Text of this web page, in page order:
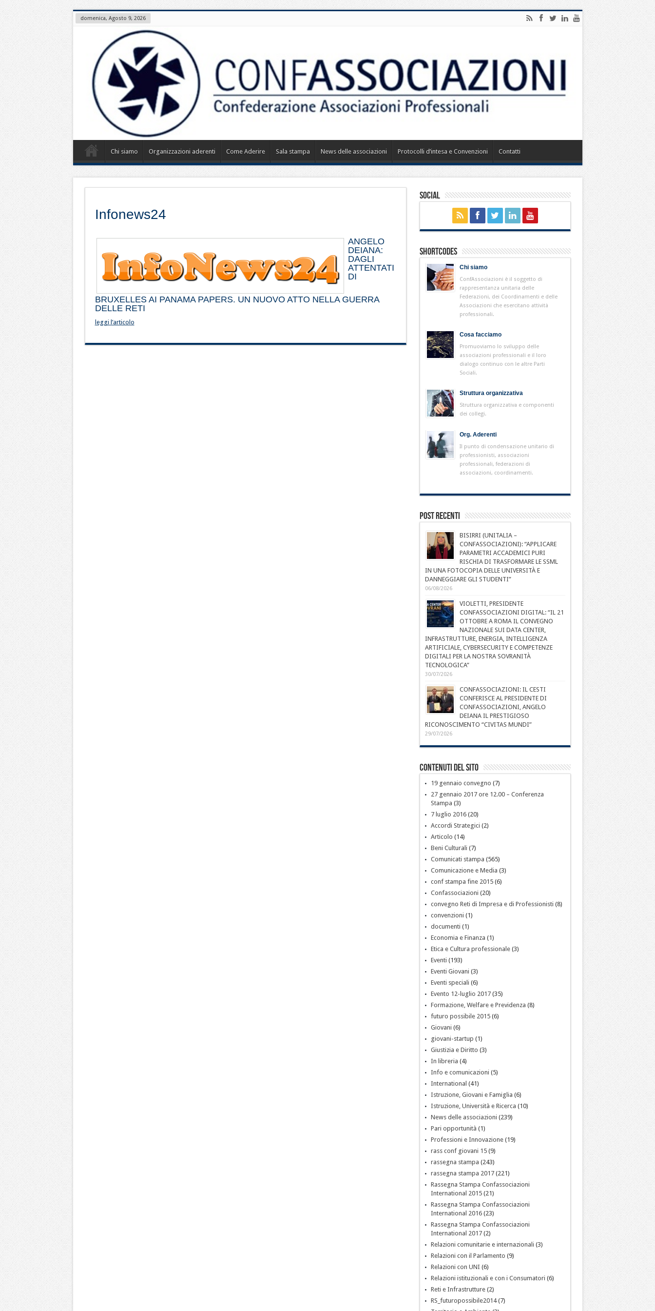
domenica, Agosto 9, 2026
Chi siamo Organizzazioni aderenti Come Aderire Sala stampa News delle associazioni Protocolli d’intesa e Convenzioni Contatti
Infonews24
ANGELO
DEIANA:
DAGLI
ATTENTATI
DI
BRUXELLES AI PANAMA PAPERS. UN NUOVO ATTO NELLA GUERRA
DELLE RETI
leggi l’articolo
Social
Shortcodes
Chi siamo
ConfAssociazioni è il soggetto di
rappresentanza unitaria delle
Federazioni, dei Coordinamenti e delle
Associazioni che esercitano attività
professionali.
Cosa facciamo
Promuoviamo lo sviluppo delle
associazioni professionali e il loro
dialogo continuo con le altre Parti
Sociali.
Struttura organizzativa
Struttura organizzativa e componenti
dei collegi.
Org. Aderenti
Il punto di condensazione unitario di
professionisti, associazioni
professionali, federazioni di
associazioni, coordinamenti.
Post Recenti
BISIRRI (UNITALIA –
CONFASSOCIAZIONI): “APPLICARE
PARAMETRI ACCADEMICI PURI
RISCHIA DI TRASFORMARE LE SSML
IN UNA FOTOCOPIA DELLE UNIVERSITÀ E
DANNEGGIARE GLI STUDENTI”
06/08/2026
VIOLETTI, PRESIDENTE
CONFASSOCIAZIONI DIGITAL: “IL 21
OTTOBRE A ROMA IL CONVEGNO
NAZIONALE SUI DATA CENTER,
INFRASTRUTTURE, ENERGIA, INTELLIGENZA
ARTIFICIALE, CYBERSECURITY E COMPETENZE
DIGITALI PER LA NOSTRA SOVRANITÀ
TECNOLOGICA”
30/07/2026
CONFASSOCIAZIONI: IL CESTI
CONFERISCE AL PRESIDENTE DI
CONFASSOCIAZIONI, ANGELO
DEIANA IL PRESTIGIOSO
RICONOSCIMENTO “CIVITAS MUNDI”
29/07/2026
Contenuti del sito
19 gennaio convegno (7)
27 gennaio 2017 ore 12.00 – Conferenza
Stampa (3)
7 luglio 2016(20)
Accordi Strategici (2)
Articolo (14)
Beni Culturali (7)
Comunicati stampa (565)
Comunicazione e Media (3)
conf stampa fine 2015(6)
Confassociazioni (20)
convegno Reti di Impresa e di Professionisti (8)
convenzioni (1)
documenti (1)
Economia e Finanza (1)
Etica e Cultura professionale(3)
Eventi (193)
Eventi Giovani (3)
Eventi speciali (6)
Evento 12-luglio 2017(35)
Formazione, Welfare e Previdenza (8)
futuro possibile 2015(6)
Giovani (6)
giovani-startup (1)
Giustizia e Diritto (3)
In libreria (4)
Info e comunicazioni (5)
International (41)
Istruzione, Giovani e Famiglia (6)
Istruzione, Università e Ricerca (10)
News delle associazioni (239)
Pari opportunità (1)
Professioni e Innovazione(19)
rass conf giovani 15(9)
rassegna stampa (243)
rassegna stampa 2017(221)
Rassegna Stampa Confassociazioni
International 2015(21)
Rassegna Stampa Confassociazioni
International 2016(23)
Rassegna Stampa Confassociazioni
International 2017(2)
Relazioni comunitarie e internazionali (3)
Relazioni con il Parlamento (9)
Relazioni con UNI (6)
Relazioni istituzionali e con i Consumatori (6)
Reti e Infrastrutture(2)
RS_futuropossibile2014(7)